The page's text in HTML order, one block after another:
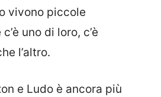
vivono piccole
uno di loro, c’è
l’altro.
e Ludo è ancora più